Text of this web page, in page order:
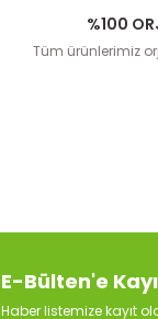
%100
Tüm ürünlerimiz
E-Bülten'e
Haber listemize kayıt